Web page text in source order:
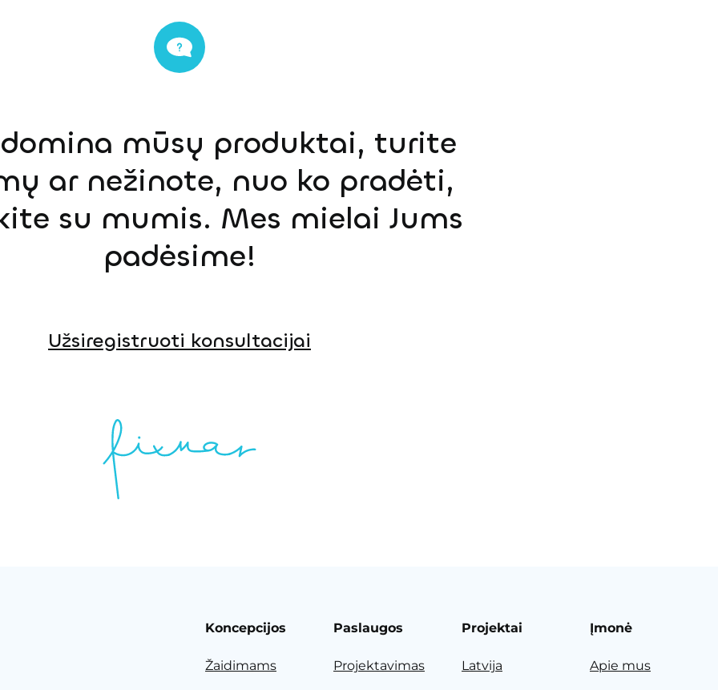
domina mūsų produktai, turite
ar nežinote, nuo ko pradėti,
su mumis. Mes mielai Jums
padėsime!
Užsiregistruoti konsultacijai
Koncepcijos
Žaidimams
Paslaugos
Projektavimas
Projektai
Latvija
Įmonė
Apie mus